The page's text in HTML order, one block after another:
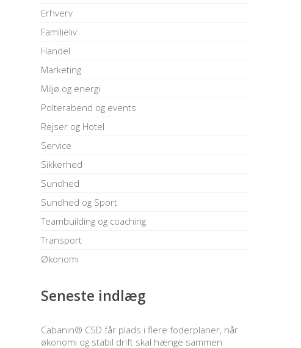
Erhverv
Familieliv
Handel
Marketing
Miljø og energi
Polterabend og events
Rejser og Hotel
Service
Sikkerhed
Sundhed
Sundhed og Sport
Teambuilding og coaching
Transport
Økonomi
Seneste indlæg
Cabanin® CSD får plads i flere foderplaner, når
økonomi og stabil drift skal hænge sammen